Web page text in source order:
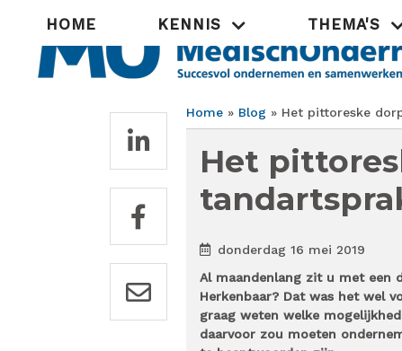
Hoofdnavigatie
HOME KENNIS THEMA'S
Kruimelpad
Home Blog Het pittoreske
Het
donderdag 16 mei 2019
Al maandenlang zit u met een
Herkenbaar? Dat was het wel
graag weten welke
daarvoor zou moeten